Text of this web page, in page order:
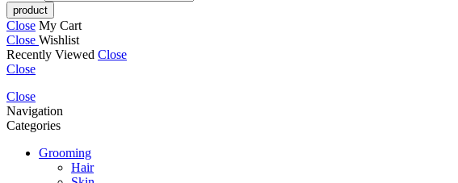
Close My Cart
Close Wishlist
Recently Viewed Close
Close
Close
Navigation
Categories
Grooming
Hair